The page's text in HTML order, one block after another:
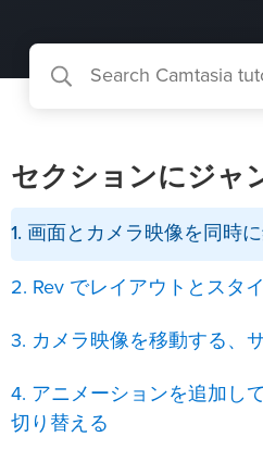
セクションにジャ
1. 画面とカメラ映像を同時
2. Rev でレイアウトとスタ
3. カメラ映像を移動する、
4. アニメーションを追加し
切り替える